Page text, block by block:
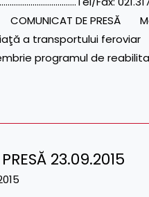
DE PRESĂ
a transportului
programul de
23.09.2015